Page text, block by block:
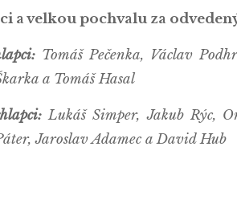
a velkou pochvalu za
Tomáš Pečenka, Václav
a Tomáš Hasal
Lukáš Simper, Jakub Rýc,
Jaroslav Adamec a David Hub